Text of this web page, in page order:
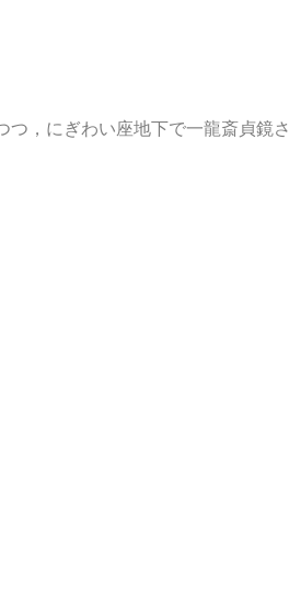
，にぎわい座地下で一龍斎貞鏡さ